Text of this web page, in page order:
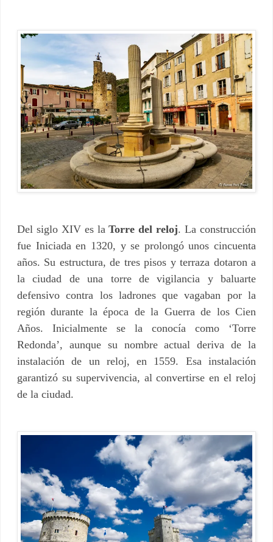
Del siglo XIV es laTorre del reloj. La construcción
fue Iniciada en 1320, y se prolongó unos cincuenta
años. Su estructura, de tres pisos y terraza dotaron a
la ciudad de una torre de vigilancia y baluarte
defensivo contra los ladrones que vagaban por la
región durante la época de la Guerra de los Cien
Años. Inicialmente se la conocía como ‘Torre
Redonda’, aunque su nombre actual deriva de la
instalación de un reloj, en 1559. Esa instalación
garantizó su supervivencia, al convertirse en el reloj
de la ciudad.